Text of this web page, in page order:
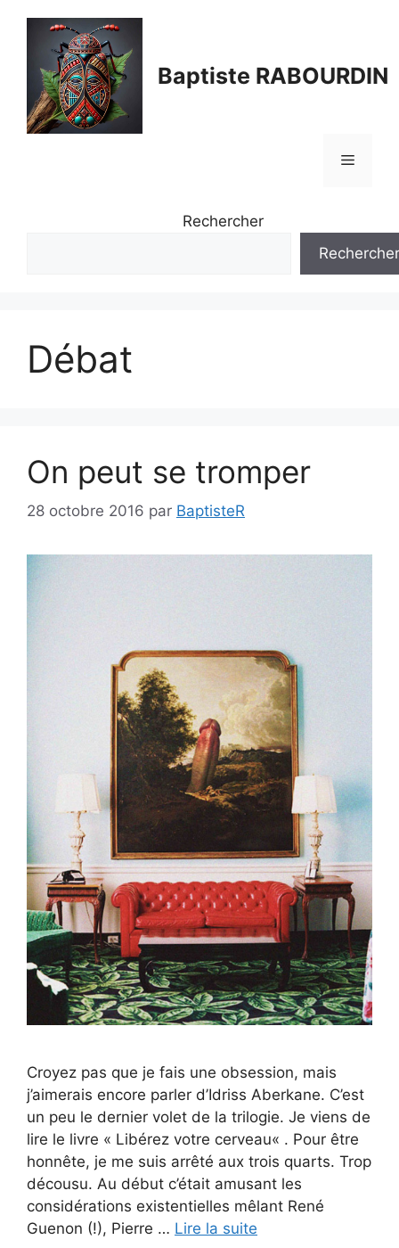
contenu
Baptiste RABOURDIN
Menu
Rechercher
Rechercher
Débat
On peut se tromper
28 octobre 2016 par BaptisteR
Croyez pas que je fais une obsession, mais
j’aimerais encore parler d’Idriss Aberkane. C’est
un peu le dernier volet de la trilogie. Je viens de
lire le livre « Libérez votre cerveau« . Pour être
honnête, je me suis arrêté aux trois quarts. Trop
décousu. Au début c’était amusant les
considérations existentielles mêlant René
Guenon (!), Pierre … Lire la suite